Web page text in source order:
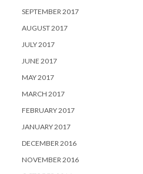
SEPTEMBER 2017
AUGUST 2017
JULY 2017
JUNE 2017
MAY 2017
MARCH 2017
FEBRUARY 2017
JANUARY 2017
DECEMBER 2016
NOVEMBER 2016